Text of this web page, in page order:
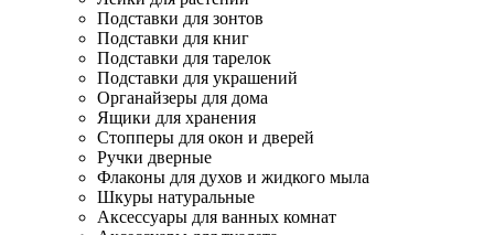
Подставки для зонтов
Подставки для книг
Подставки для тарелок
Подставки для украшений
Органайзеры для дома
Ящики для хранения
Стопперы для окон и дверей
Ручки дверные
Флаконы для духов и жидкого мыла
Шкуры натуральные
Аксессуары для ванных комнат